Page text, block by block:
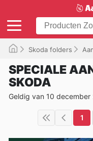
Skoda folders
SPECIALE
SKODA
Geldig van 10
1